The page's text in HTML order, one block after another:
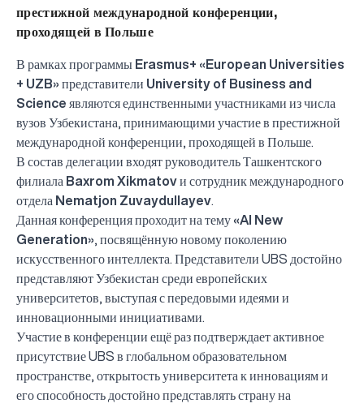
престижной международной конференции,
проходящей в Польше
В рамках программы Erasmus+ «European Universities
+ UZB» представители University of Business and
Science являются единственными участниками из числа
вузов Узбекистана, принимающими участие в престижной
международной конференции, проходящей в Польше.
В состав делегации входят руководитель Ташкентского
филиала Baxrom Xikmatovи сотрудник международного
отдела Nematjon Zuvaydullayev
Данная конференция проходит на тему «AI New
Generation» , посвящённую новому поколению
искусственного интеллекта. Представители UBS достойно
представляют Узбекистан среди европейских
университетов, выступая с передовыми идеями и
инновационными инициативами.
Участие в конференции ещё раз подтверждает активное
присутствие UBS в глобальном образовательном
пространстве, открытость университета к инновациям и
его способность достойно представлять страну на